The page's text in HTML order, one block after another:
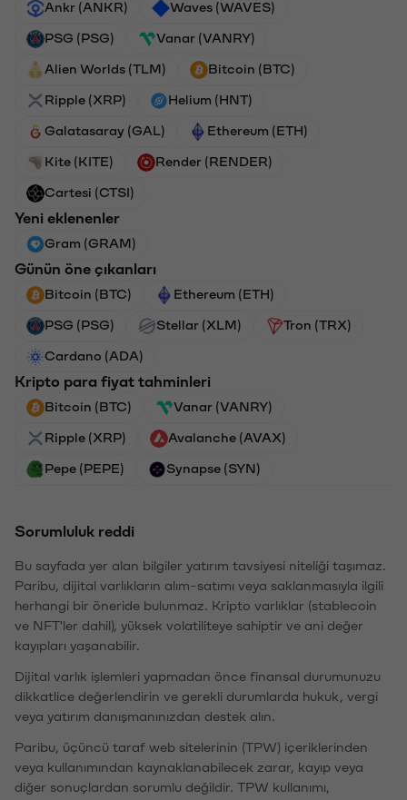
Ankr (ANKR) Waves (WAVES)
PSG (PSG) Vanar (VANRY)
Alien Worlds (TLM) Bitcoin (BTC)
Ripple (XRP) Helium (HNT)
Galatasaray (GAL) Ethereum (ETH)
Kite (KITE) Render (RENDER)
Cartesi (CTSI)
Yeni eklenenler
Gram (GRAM)
Günün öne çıkanları
Bitcoin (BTC) Ethereum (ETH)
PSG (PSG) Stellar (XLM) Tron (TRX)
Cardano (ADA)
Kripto para fiyat tahminleri
Bitcoin (BTC) Vanar (VANRY)
Ripple (XRP) Avalanche (AVAX)
Pepe (PEPE) Synapse (SYN)
Sorumluluk reddi
Bu sayfada yer alan bilgiler yatırım tavsiyesi niteliği taşımaz.
Paribu, dijital varlıkların alım-satımı veya saklanmasıyla ilgili
herhangi bir öneride bulunmaz. Kripto varlıklar (stablecoin
ve NFT'ler dahil), yüksek volatiliteye sahiptir ve ani değer
kayıpları yaşanabilir.
Dijital varlık işlemleri yapmadan önce finansal durumunuzu
dikkatlice değerlendirin ve gerekli durumlarda hukuk, vergi
veya yatırım danışmanınızdan destek alın.
Paribu, üçüncü taraf web sitelerinin (TPW) içeriklerinden
veya kullanımından kaynaklanabilecek zarar, kayıp veya
diğer sonuçlardan sorumlu değildir. TPW kullanımı,